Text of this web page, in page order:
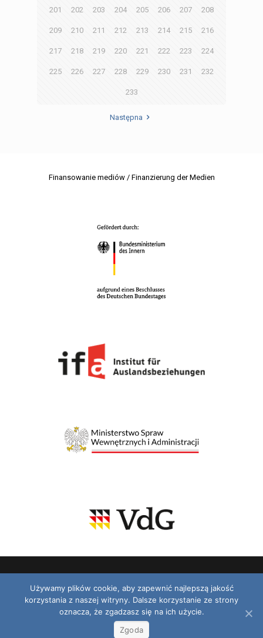
201 202 203 204 205 206 207 208
209 210 211 212 213 214 215 216
217 218 219 220 221 222 223 224
225 226 227 228 229 230 231 232
233
Następna
Finansowanie mediów / Finanzierung der Medien
© 2026 VDG. Wszelkie prawa zastrzeżone.
Radio / Podcast
Polityka prywatności
Używamy plików cookie, aby zapewnić najlepszą jakość
korzystania z naszej witryny. Dalsze korzystanie ze strony
oznacza, że zgadzasz się na ich użycie.
Zgoda